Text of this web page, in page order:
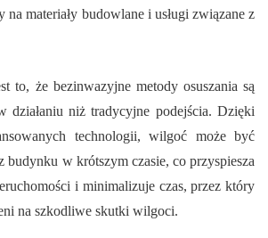
materiały budowlane i usługi związane z
to, że bezinwazyjne metody osuszania są
działaniu niż tradycyjne podejścia. Dzięki
technologii, wilgoć może być
budynku w krótszym czasie, co przyspiesza
i minimalizuje czas, przez który
na szkodliwe skutki wilgoci.